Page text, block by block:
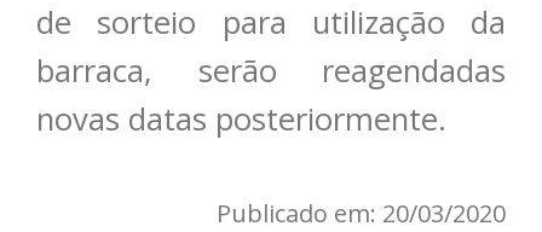
de sorteio para utilização da
barraca, serão reagendadas
novas datas posteriormente.
Publicado em: 20/03/2020